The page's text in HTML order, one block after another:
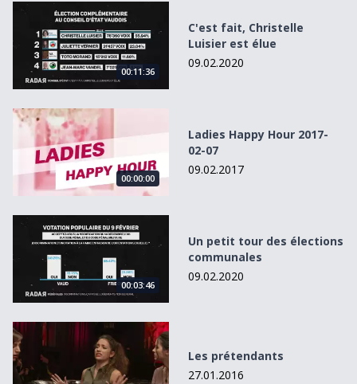
C&#039;est fait, Christelle Luisier est élue
00:11:36
C'est fait, Christelle
Luisier est élue
09.02.2020
Ladies Happy Hour 2017-02-07
00:00:00
Ladies Happy Hour 2017-
02-07
09.02.2017
Un petit tour des élections communales
00:03:46
Un petit tour des élections
communales
09.02.2020
Les prétendants
Les prétendants
27.01.2016